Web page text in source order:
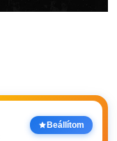
Beállítom